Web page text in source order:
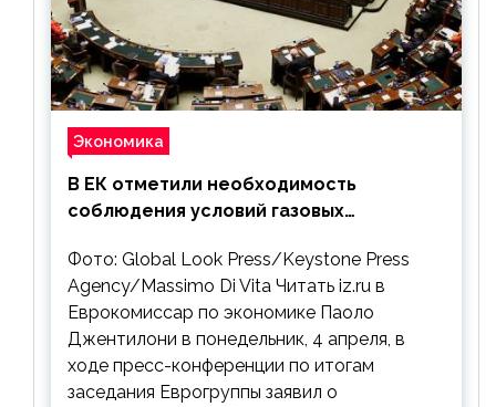
Экономика
В ЕК отметили необходимость
соблюдения условий газовых
Фото: Global Look Press/Keystone Press
Agency/Massimo Di Vita Читать iz.ru в
Еврокомиссар по экономике Паоло
Джентилони в понедельник, 4 апреля, в
ходе пресс-конференции по итогам
заседания Еврогруппы заявил о